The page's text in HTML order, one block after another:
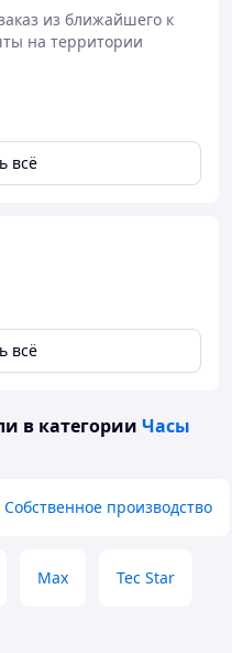
на нашем сайте.
продукцию по
mir-stendov.com
социальных сетях:
для дому, офісу,
про час, а й
из ближайшего к
на территории
всё
всё
в категории Часы
Собственное производство
Max Tec Star